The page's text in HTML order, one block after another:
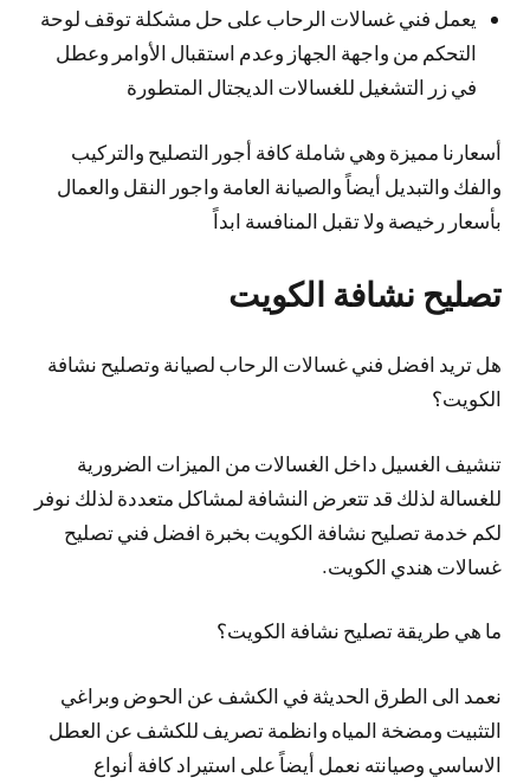
يعمل فني غسالات الرحاب على حل مشكلة توقف لوحة
التحكم من واجهة الجهاز وعدم استقبال الأوامر وعطل
في زر التشغيل للغسالات الديجتال المتطورة
أسعارنا مميزة وهي شاملة كافة أجور التصليح والتركيب
والفك والتبديل أيضاً والصيانة العامة واجور النقل والعمال
بأسعار رخيصة ولا تقبل المنافسة ابداً
تصليح نشافة الكويت
هل تريد افضل فني غسالات الرحاب لصيانة وتصليح نشافة
الكويت؟
تنشيف الغسيل داخل الغسالات من الميزات الضرورية
للغسالة لذلك قد تتعرض النشافة لمشاكل متعددة لذلك نوفر
لكم خدمة تصليح نشافة الكويت بخبرة افضل فني تصليح
غسالات هندي الكويت.
ما هي طريقة تصليح نشافة الكويت؟
نعمد الى الطرق الحديثة في الكشف عن الحوض وبراغي
التثبيت ومضخة المياه وانظمة تصريف للكشف عن العطل
الاساسي وصيانته نعمل أيضاً على استيراد كافة أنواع